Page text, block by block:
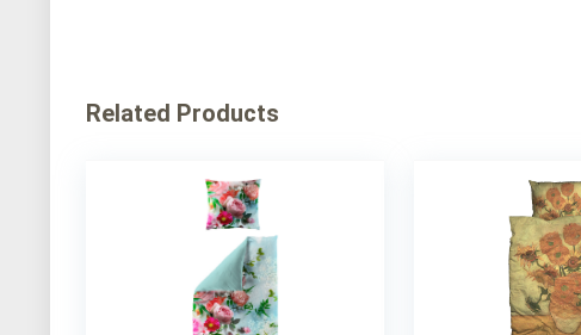
Related Products